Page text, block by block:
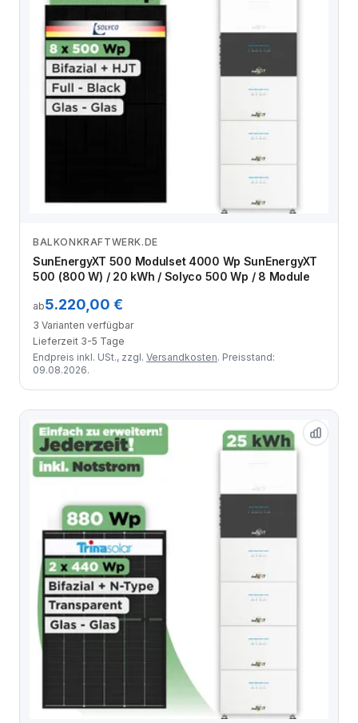
Zum Angebot
BALKONKRAFTWERK.DE
SunEnergyXT 500 Modulset 4000 Wp SunEnergyXT
500 (800 W) / 20 kWh / Solyco 500 Wp / 8 Module
ab5.220,00 €
3 Varianten verfügbar
Lieferzeit 3-5 Tage
Endpreis inkl. USt., zzgl. Versandkosten. Preisstand:
09.08.2026.